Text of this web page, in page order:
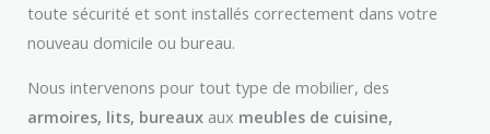
toute sécurité et sont installés correctement dans votre
nouveau domicile ou bureau.
Nous intervenons pour tout type de mobilier, des
armoires, lits, bureaux aux meubles de cuisine,